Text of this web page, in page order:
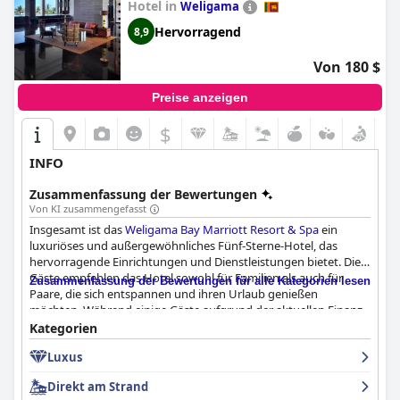
Hotel in Weligama
8,9 Hervorragend
Von 180 $
Preise anzeigen
$
INFO
Zusammenfassung der Bewertungen
Von KI zusammengefasst
Insgesamt ist dasWeligama Bay Marriott Resort & Spaein
luxuriöses und außergewöhnliches Fünf-Sterne-Hotel, das
hervorragende Einrichtungen und Dienstleistungen bietet. Die
Gäste empfehlen das Hotel sowohl für Familien als auch für
Paare, die sich entspannen und ihren Urlaub genießen
möchten. Während einige Gäste aufgrund der aktuellen Finanz-
und Treibstoffkrise davon abrieten, den Transport vom/zum
CMB-Flughafen im Voraus zu buchen, lobten Besucher, die im
Hotel übernachteten, den gut geführten und hochwertigen
und das Essen nicht mit dem Fünf-Sterne-Standard anderer
Zusammenfassung der Bewertungen für alle Kategorien lesen
Kategorien
Luxus
Direkt am Strand